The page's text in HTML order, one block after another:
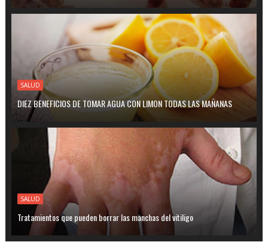
SALUD
DIEZ BENEFICIOS DE TOMAR AGUA CON LIMON TODAS LAS MAÑANAS
SALUD
Tratamientos que pueden borrar las manchas del vitiligo